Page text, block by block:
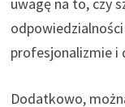
profesjonalizmie i
Dodatkowo,